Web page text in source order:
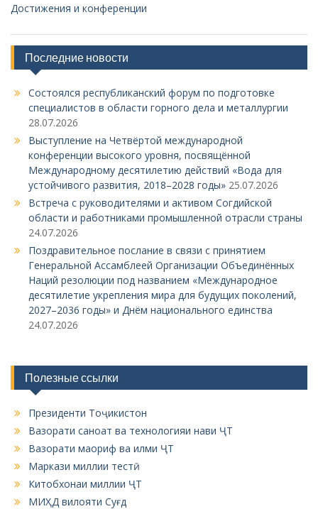
Достижения и конференции
Последние новости
Состоялся республиканский форум по подготовке
специалистов в области горного дела и металлургии
28.07.2026
Выступление на Четвёртой международной
конференции высокого уровня, посвящённой
Международному десятилетию действий «Вода для
устойчивого развития, 2018–2028 годы» 25.07.2026
Встреча с руководителями и активом Согдийской
области и работниками промышленной отрасли страны
24.07.2026
Поздравительное послание в связи с принятием
Генеральной Ассамблеей Организации Объединённых
Наций резолюции под названием «Международное
десятилетие укрепления мира для будущих поколений,
2027–2036 годы» и Днём национального единства
24.07.2026
Полезные ссылки
Президенти Тоҷикистон
Вазорати саноат ва технологияи нави ҶТ
Вазорати маориф ва илми ҶТ
Маркази миллии тестӣ
Китобхонаи миллии ҶТ
МИҲД вилояти Суғд